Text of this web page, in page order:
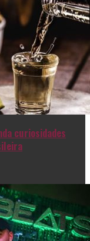
curiosidades